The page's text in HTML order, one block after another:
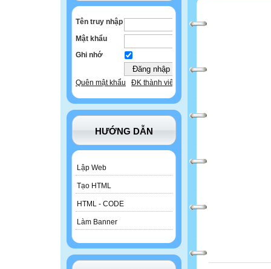
Tên truy nhập
Mật khẩu
Ghi nhớ
Quên mật khẩu ĐK thành viên
HƯỚNG DẪN
Lập Web
Tạo HTML
HTML - CODE
Làm Banner